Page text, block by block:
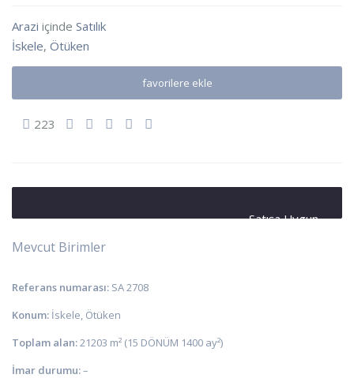
Arazi içinde Satılık
İskele, Ötüken
favorilere ekle
223
Satışa Uygun
Mevcut Birimler
Referans numarası: SA 2708
Konum: İskele, Ötüken
Toplam alan:21203 m² (15 DÖNÜM 1400 ay²)
İmar durumu:–